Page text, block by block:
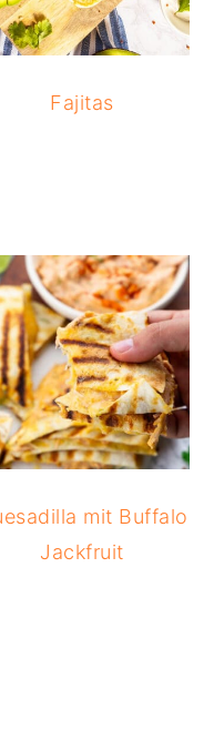
Fajitas
mit Buffalo
Jackfruit